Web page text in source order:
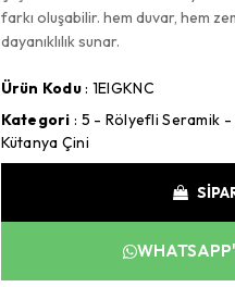
farkı oluşabilir. hem duvar, hem
dayanıklılık sunar.
Ürün Kodu: 1EIGKNC
Kategori : 5 - Rölyefli Seramik -
Kütanya Çini